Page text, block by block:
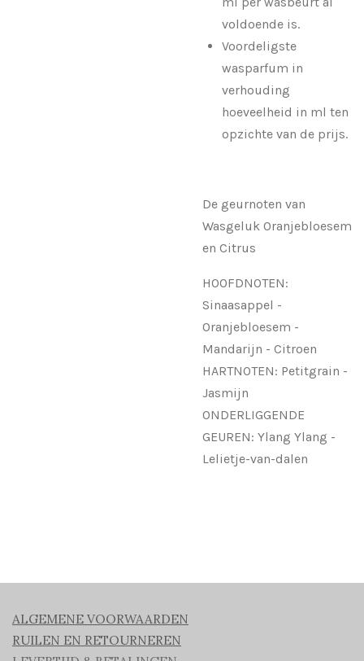
voldoende is.
Voordeligste
wasparfum in
verhouding
hoeveelheid in ml ten
opzichte van de prijs.
De geurnoten van
Wasgeluk Oranjebloesem
en Citrus
HOOFDNOTEN:
Sinaasappel -
Oranjebloesem -
Mandarijn - Citroen
HARTNOTEN: Petitgrain -
Jasmijn
ONDERLIGGENDE
GEUREN: Ylang Ylang -
Lelietje-van-dalen
ALGEMENE VOORWAARDEN
RUILEN EN RETOURNEREN